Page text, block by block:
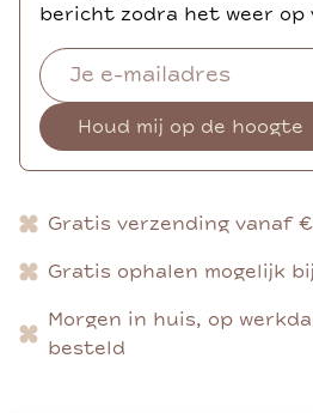
bericht zodra het weer op
Houd mij op de hoogte
Gratis verzending vanaf
Gratis ophalen mogelijk bij
Morgen in huis, op
besteld